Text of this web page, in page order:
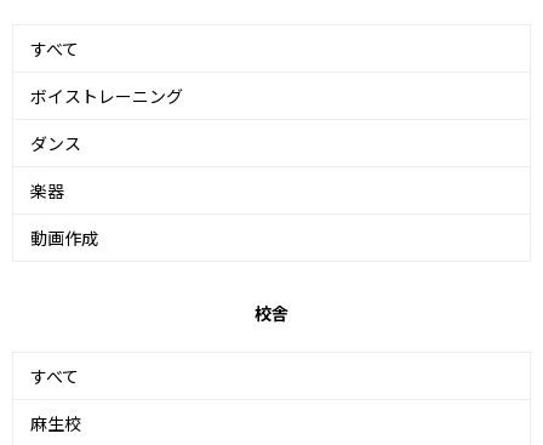
すべて
ボイストレーニング
ダンス
楽器
動画作成
校舎
すべて
麻生校